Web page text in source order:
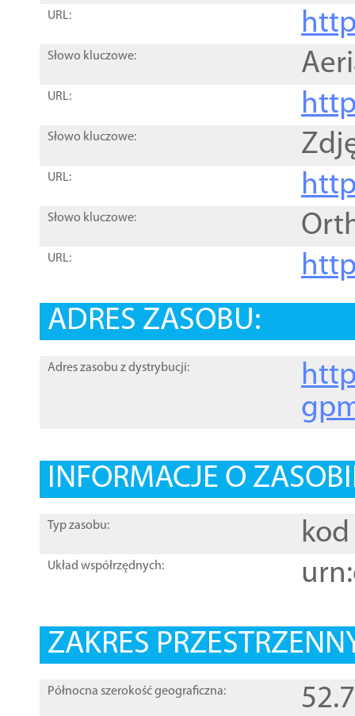
URL:
Słowo kluczowe:
URL:
Słowo kluczowe:
URL:
Słowo kluczowe:
URL:
ADRES ZASOBU:
Adres zasobu z dystrybucji:
INFORMACJE O
Typ zasobu: kod
Układ współrzędnych:
ZAKRES
Północna szerokość geograficzna: